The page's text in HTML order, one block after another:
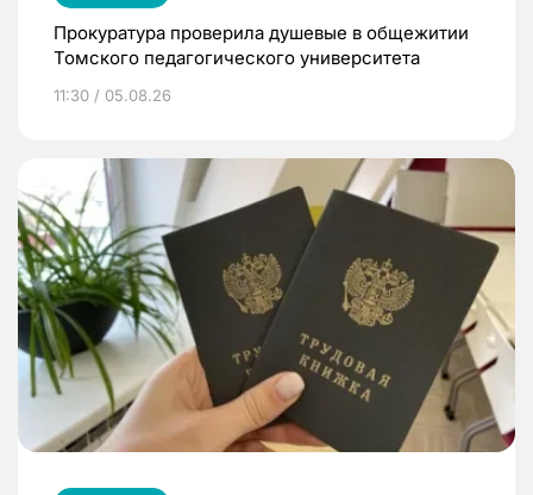
Прокуратура проверила душевые в общежитии
Томского педагогического университета
11:30 / 05.08.26